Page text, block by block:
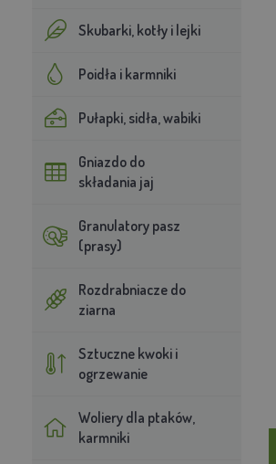
Skubarki, kotły i lejki
Poidła i karmniki
Pułapki, sidła, wabiki
Gniazdo do
składania jaj
Granulatory pasz
(prasy)
Rozdrabniacze do
ziarna
Sztuczne kwoki i
ogrzewanie
Woliery dla ptaków,
karmniki